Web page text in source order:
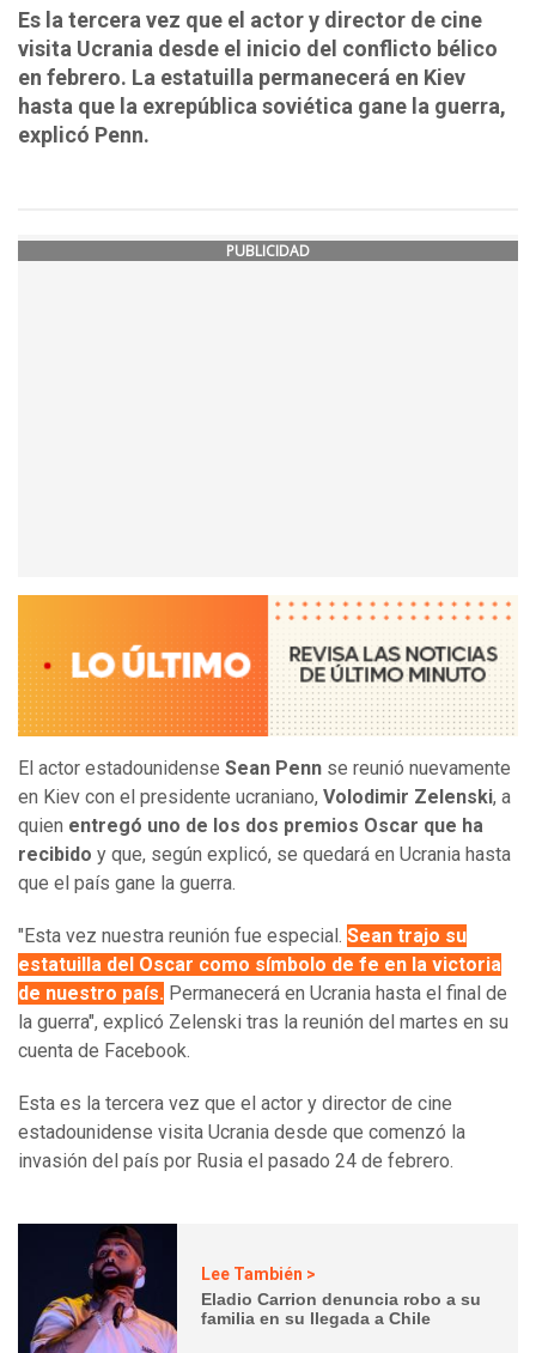
Es la tercera vez que el actor y director de cine
visita Ucrania desde el inicio del conflicto bélico
en febrero. La estatuilla permanecerá en Kiev
hasta que la exrepública soviética gane la guerra,
explicó Penn.
PUBLICIDAD
El actor estadounidense Sean Penn se reunió nuevamente
en Kiev con el presidente ucraniano, Volodimir Zelenski, a
quien entregó uno de los dos premios Oscar que ha
recibido y que, según explicó, se quedará en Ucrania hasta
que el país gane la guerra.
"Esta vez nuestra reunión fue especial. Sean trajo su
estatuilla del Oscar como símbolo de fe en la victoria
de nuestro país. Permanecerá en Ucrania hasta el final de
la guerra", explicó Zelenski tras la reunión del martes en su
cuenta de Facebook.
Esta es la tercera vez que el actor y director de cine
estadounidense visita Ucrania desde que comenzó la
invasión del país por Rusia el pasado 24 de febrero.
Lee También >
Eladio Carrion denuncia robo a su
familia en su llegada a Chile